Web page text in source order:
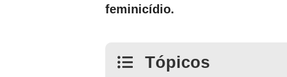
feminicídio.
Tópicos